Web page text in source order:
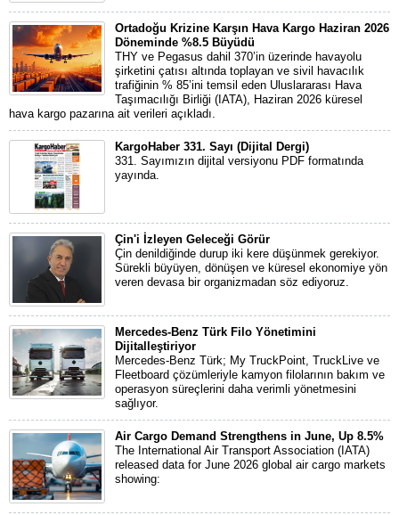
Ortadoğu Krizine Karşın Hava Kargo Haziran 2026
Döneminde %8.5 Büyüdü
THY ve Pegasus dahil 370’in üzerinde havayolu
şirketini çatısı altında toplayan ve sivil havacılık
trafiğinin % 85’ini temsil eden Uluslararası Hava
Taşımacılığı Birliği (IATA), Haziran 2026 küresel
hava kargo pazarına ait verileri açıkladı.
KargoHaber 331. Sayı (Dijital Dergi)
331. Sayımızın dijital versiyonu PDF formatında
yayında.
Çin'i İzleyen Geleceği Görür
Çin denildiğinde durup iki kere düşünmek gerekiyor.
Sürekli büyüyen, dönüşen ve küresel ekonomiye yön
veren devasa bir organizmadan söz ediyoruz.
Mercedes-Benz Türk Filo Yönetimini
Dijitalleştiriyor
Mercedes-Benz Türk; My TruckPoint, TruckLive ve
Fleetboard çözümleriyle kamyon filolarının bakım ve
operasyon süreçlerini daha verimli yönetmesini
sağlıyor.
Air Cargo Demand Strengthens in June, Up 8.5%
The International Air Transport Association (IATA)
released data for June 2026 global air cargo markets
showing: